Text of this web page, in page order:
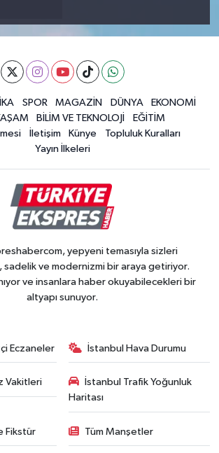
SPOR MAGAZİN DÜNYA
EKONOMİ
BİLİM VE TEKNOLOJİ
EĞİTİM
İletişim Künye
Topluluk Kuralları
Yayın İlkeleri
yepyeni temasıyla sizleri
sadelik ve modernizmi bir araya getiriyor.
ve insanlara haber okuyabilecekleri bir
altyapı sunuyor.
Eczaneler İstanbul Hava Durumu
Vakitleri
İstanbul Trafik Yoğunluk
Haritası
Fikstür Tüm Manşetler